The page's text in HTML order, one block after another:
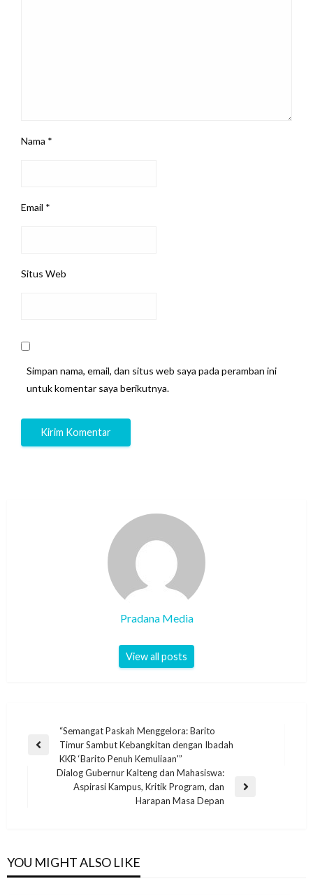
Nama *
Email *
Situs Web
Simpan nama, email, dan situs web saya pada peramban ini
untuk komentar saya berikutnya.
Pradana Media
View all posts
“Semangat Paskah Menggelora: Barito
Timur Sambut Kebangkitan dengan Ibadah
KKR ‘Barito Penuh Kemuliaan'”
Dialog Gubernur Kalteng dan Mahasiswa:
Aspirasi Kampus, Kritik Program, dan
Harapan Masa Depan
YOU MIGHT ALSO LIKE